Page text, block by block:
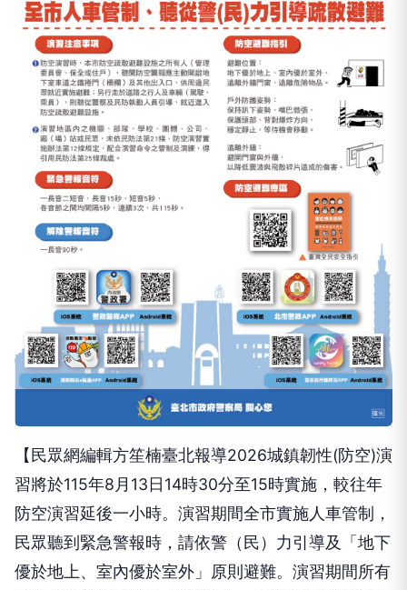
【民眾網編輯方笙楠臺北報導2026城鎮韌性(防空)演
習將於115年8月13日14時30分至15時實施，較往年
防空演習延後一小時。演習期間全市實施人車管制，
民眾聽到緊急警報時，請依警（民）力引導及「地下
優於地上、室內優於室外」原則避難。演習期間所有